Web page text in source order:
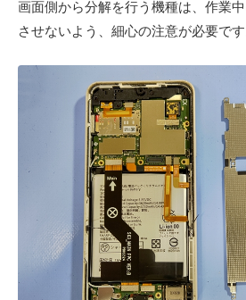
画面側から分解を行う機種は、作業
させないよう、細心の注意が必要です